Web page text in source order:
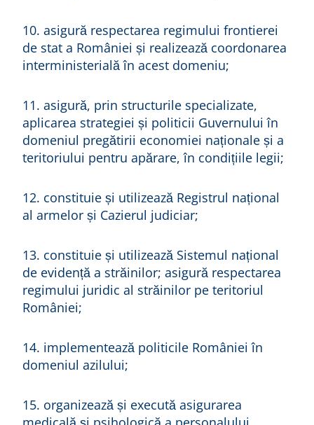
10. asigură respectarea regimului frontierei
de stat a României și realizează coordonarea
interministerială în acest domeniu;
11. asigură, prin structurile specializate,
aplicarea strategiei și politicii Guvernului în
domeniul pregătirii economiei naționale și a
teritoriului pentru apărare, în condițiile legii;
12. constituie și utilizează Registrul național
al armelor și Cazierul judiciar;
13. constituie și utilizează Sistemul național
de evidență a străinilor; asigură respectarea
regimului juridic al străinilor pe teritoriul
României;
14. implementează politicile României în
domeniul azilului;
15. organizează și execută asigurarea